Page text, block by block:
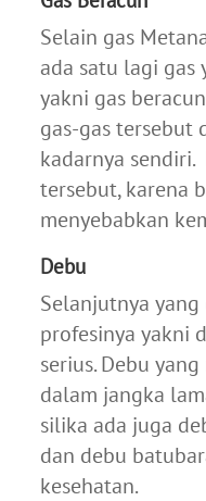
Selain gas
ada satu lagi
yakni gas
gas-gas tersebut
kadarnya
tersebut, karena
menyebabkan
Debu
Selanjutnya
profesinya yakni
serius. Debu
dalam jangka
silika ada juga
dan debu
kesehatan.